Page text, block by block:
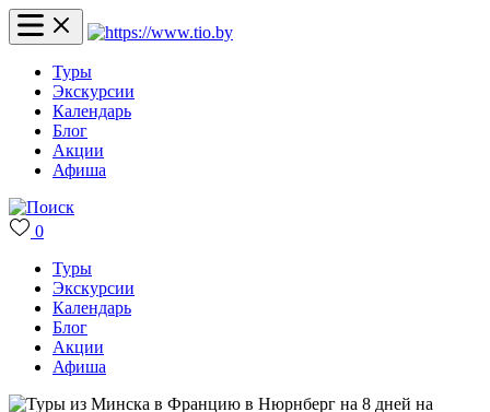
Туры
Экскурсии
Календарь
Блог
Акции
Афиша
0
Туры
Экскурсии
Календарь
Блог
Акции
Афиша